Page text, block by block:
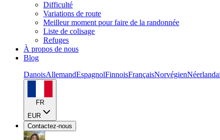
Difficulté
Variations de route
Meilleur moment pour faire de la randonnée
Liste de colisage
Refuges
À propos de nous
Blog
DanoisAllemandEspagnolFinnoisFrançaisNorvégien
FR
EUR
Contactez-nous